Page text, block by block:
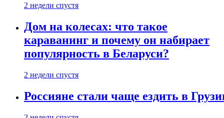
2 недели спустя
Дом на колесах: что такое
караванинг и почему он набирает
популярность в Беларуси?
2 недели спустя
Россияне стали чаще ездить в